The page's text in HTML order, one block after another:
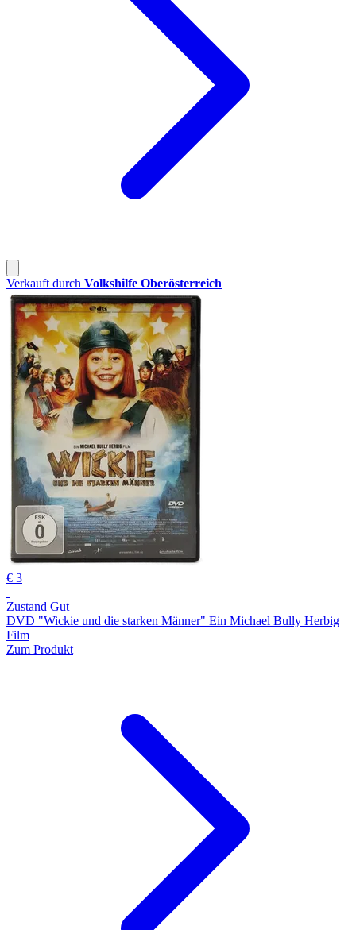
Verkauft durch Volkshilfe Oberösterreich
€ 3
Zustand Gut
DVD "Wickie und die starken Männer" Ein Michael Bully Herbig
Film
Zum Produkt